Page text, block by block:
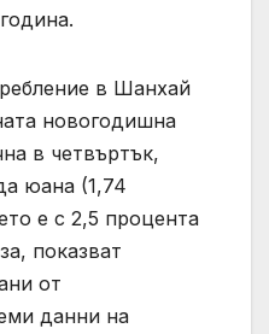
в Шанхай
новогодишна
в четвъртък,
юана (1,74
е с 2,5 процента
показват
от
данни на